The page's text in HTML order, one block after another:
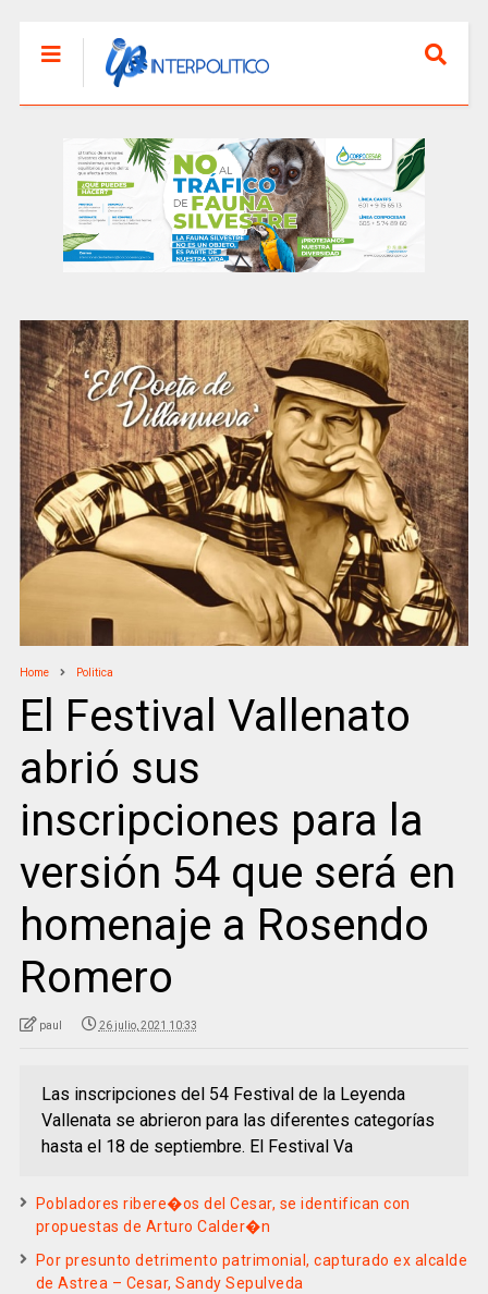
Home Politica
El Festival Vallenato
abrió sus
inscripciones para la
versión 54 que será en
homenaje a Rosendo
Romero
paul 26 julio, 2021 10:33
Las inscripciones del 54 Festival de la Leyenda
Vallenata se abrieron para las diferentes categorías
hasta el 18 de septiembre. El Festival Va
Pobladores ribere�os del Cesar, se identifican con
propuestas de Arturo Calder�n
Por presunto detrimento patrimonial, capturado ex alcalde
de Astrea – Cesar, Sandy Sepulveda